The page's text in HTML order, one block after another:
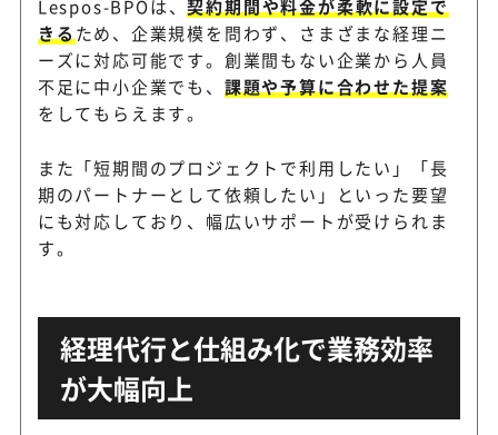
を実現
Lespos-BPOは、契約期間や料金が柔軟に設定で
きる ため、企業規模を問わず、さまざまな経理ニ
ーズに対応可能です。創業間もない企業から人員
不足に中小企業でも、 課題や予算に合わせた提案
をしてもらえます。
また「短期間のプロジェクトで利用したい」「長
期のパートナーとして依頼したい」といった要望
にも対応しており、幅広いサポートが受けられま
す。
経理代行と仕組み化で業務効率
が大幅向上